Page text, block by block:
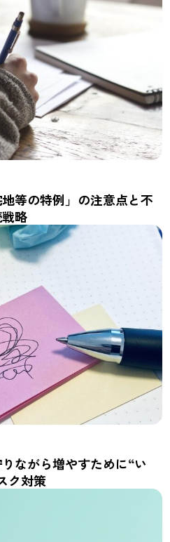
等の特例」の注意点と不
略
ながら増やすために“い
ク対策